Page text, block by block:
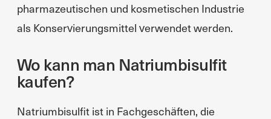
pharmazeutischen und kosmetischen Industrie
als Konservierungsmittel verwendet werden.
Wo kann man Natriumbisulfit
kaufen?
Natriumbisulfit ist in Fachgeschäften, die